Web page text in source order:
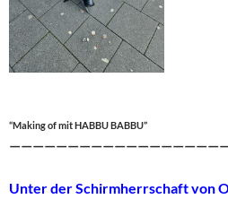
“Making of mit HABBU BABBU”
Unter der Schirmherrschaft von